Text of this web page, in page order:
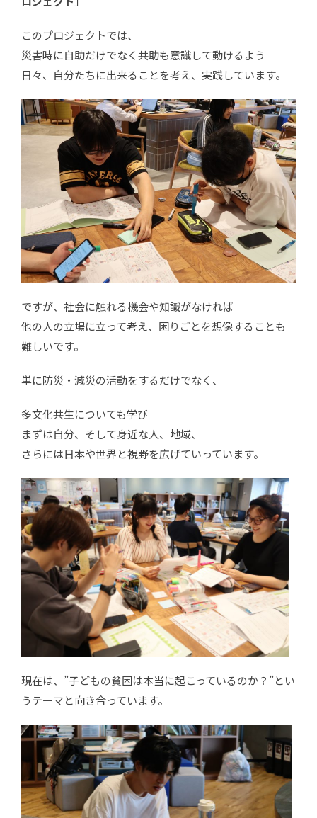
このプロジェクトでは、
災害時に自助だけでなく共助も意識して動けるよう
日々、自分たちに出来ることを考え、実践しています。
ですが、社会に触れる機会や知識がなければ
他の人の立場に立って考え、困りごとを想像することも
難しいです。
単に防災・減災の活動をするだけでなく、
多文化共生についても学び
まずは自分、そして身近な人、地域、
さらには日本や世界と視野を広げていっています。
現在は、”子どもの貧困は本当に起こっているのか？”とい
うテーマと向き合っています。